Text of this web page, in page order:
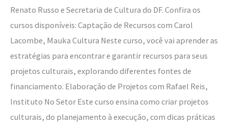
Renato Russo e Secretaria de Cultura do DF. Confira os
cursos disponíveis: Captação de Recursos com Carol
Lacombe, Mauka Cultura Neste curso, você vai aprender as
estratégias para encontrar e garantir recursos para seus
projetos culturais, explorando diferentes fontes de
financiamento. Elaboração de Projetos com Rafael Reis,
Instituto No Setor Este curso ensina como criar projetos
culturais, do planejamento à execução, com dicas práticas